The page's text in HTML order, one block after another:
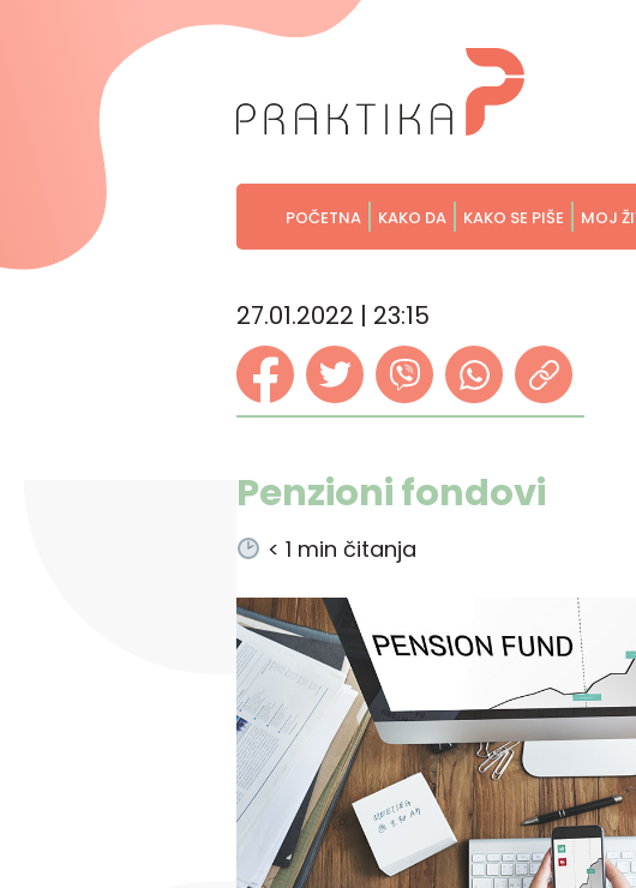
POČETNA KAKO DA KAKO SE PIŠE MOJ
27.01.2022 | 23:15
Penzioni fondovi
< 1 min čitanja